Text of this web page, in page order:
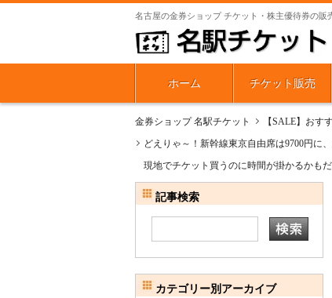
名古屋の金券ショップ チケット・株主優待券の販
ホーム チケット販売
金券ショップ 名駅チケット 【SALE】おす
どえりゃ～！新幹線東京自由席は9700円に
現地でチケット買うのに時間が掛かるかも
記事検索
カテゴリー別アーカイブ